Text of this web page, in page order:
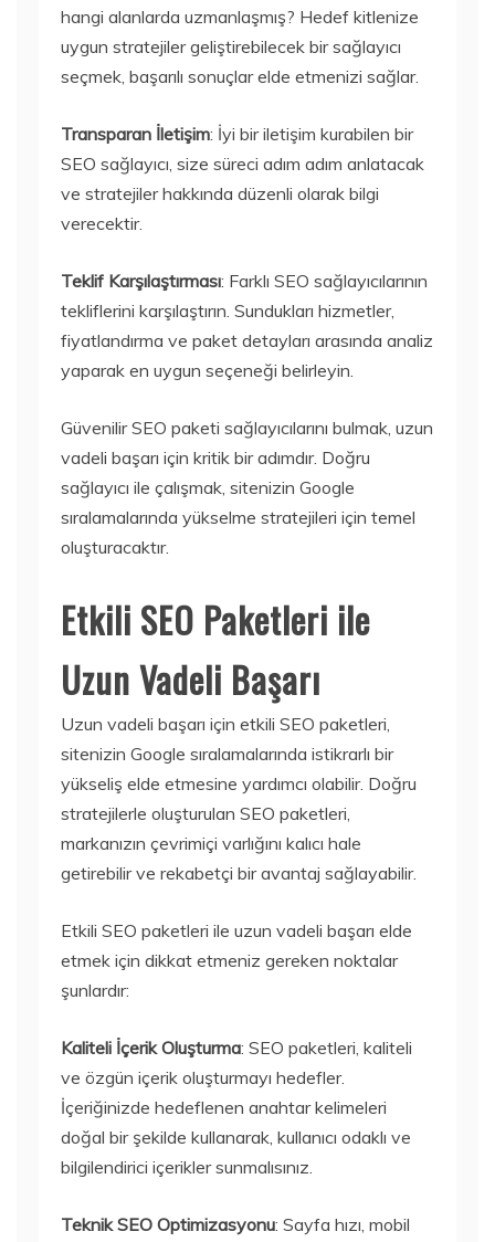
hangi alanlarda uzmanlaşmış? Hedef kitlenize
uygun stratejiler geliştirebilecek bir sağlayıcı
seçmek, başarılı sonuçlar elde etmenizi sağlar.
Transparan İletişim: İyi bir iletişim kurabilen bir
SEO sağlayıcı, size süreci adım adım anlatacak
ve stratejiler hakkında düzenli olarak bilgi
verecektir.
Teklif Karşılaştırması: Farklı SEO sağlayıcılarının
tekliflerini karşılaştırın. Sundukları hizmetler,
fiyatlandırma ve paket detayları arasında analiz
yaparak en uygun seçeneği belirleyin.
Güvenilir SEO paketi sağlayıcılarını bulmak, uzun
vadeli başarı için kritik bir adımdır. Doğru
sağlayıcı ile çalışmak, sitenizin Google
sıralamalarında yükselme stratejileri için temel
oluşturacaktır.
Etkili SEO Paketleri ile
Uzun Vadeli Başarı
Uzun vadeli başarı için etkili SEO paketleri,
sitenizin Google sıralamalarında istikrarlı bir
yükseliş elde etmesine yardımcı olabilir. Doğru
stratejilerle oluşturulan SEO paketleri,
markanızın çevrimiçi varlığını kalıcı hale
getirebilir ve rekabetçi bir avantaj sağlayabilir.
Etkili SEO paketleri ile uzun vadeli başarı elde
etmek için dikkat etmeniz gereken noktalar
şunlardır:
Kaliteli İçerik Oluşturma: SEO paketleri, kaliteli
ve özgün içerik oluşturmayı hedefler.
İçeriğinizde hedeflenen anahtar kelimeleri
doğal bir şekilde kullanarak, kullanıcı odaklı ve
bilgilendirici içerikler sunmalısınız.
Teknik SEO Optimizasyonu: Sayfa hızı, mobil